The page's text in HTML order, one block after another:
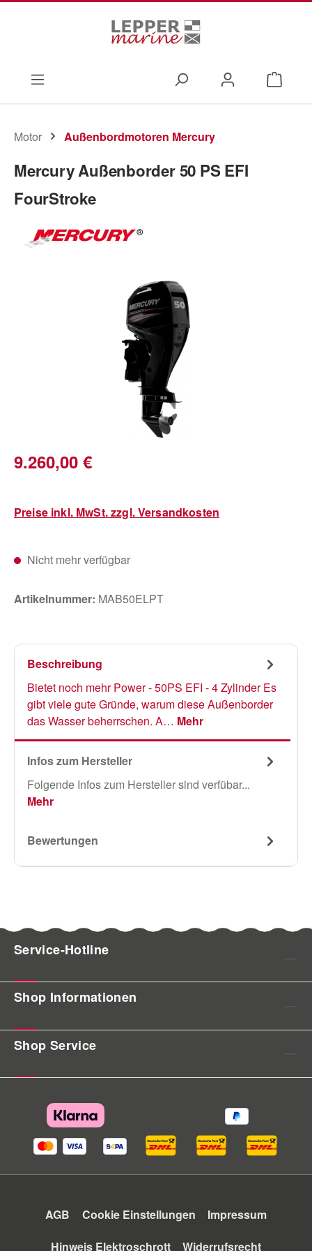
Motor Außenbordmotoren Mercury
Mercury Außenborder 50 PS EFI
FourStroke
Bildergalerie überspringen
Regulärer Preis:
9.260,00 €
Preise inkl. MwSt. zzgl. Versandkosten
Nicht mehr verfügbar
Artikelnummer: MAB50ELPT
Beschreibung
Bietet noch mehr Power - 50PS EFI - 4 Zylinder Es
gibt viele gute Gründe, warum diese Außenborder
das Wasser beherrschen. A… Mehr
Infos zum Hersteller
Folgende Infos zum Hersteller sind verfübar...
Mehr
Bewertungen
Service-Hotline
Shop Informationen
Shop Service
AGB Cookie Einstellungen Impressum
Hinweis Elektroschrott Widerrufsrecht